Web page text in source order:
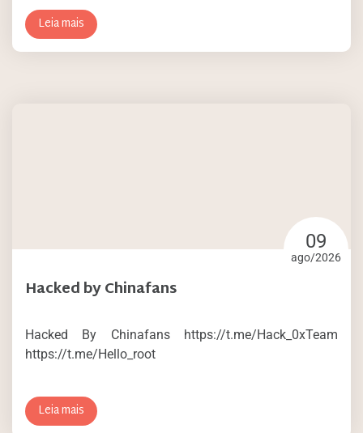
Leia mais
09
ago/2026
Hacked by Chinafans
Hacked By Chinafans https://t.me/Hack_0xTeam
https://t.me/Hello_root
Leia mais